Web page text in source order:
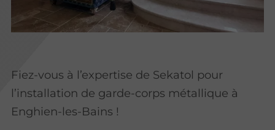
Fiez-vous à l’expertise de Sekatol pour
l’installation de garde-corps métallique à
Enghien-les-Bains !